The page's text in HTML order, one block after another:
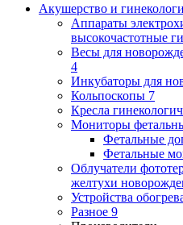
Акушерство и
Аппараты
высокочастотные
Весы для
4
Инкубаторы для
Кольпоскопы 7
Кресла
Мониторы
Фетальные
Фетальные
Облучатели
желтухи
Устройства
Разное 9